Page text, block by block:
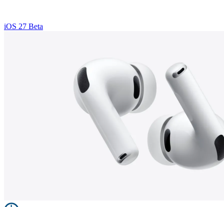
iOS 27 Beta